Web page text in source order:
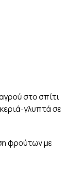
στο σπίτι
γλυπτά σε
φρούτων με